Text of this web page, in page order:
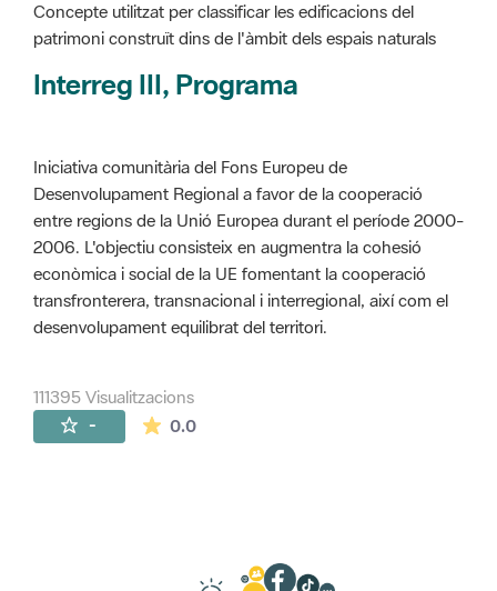
Concepte utilitzat per classificar les edificacions del
patrimoni construït dins de l'àmbit dels espais naturals
Interreg III, Programa
Iniciativa comunitària del Fons Europeu de
Desenvolupament Regional a favor de la cooperació
entre regions de la Unió Europea durant el període 2000-
2006. L'objectiu consisteix en augmentra la cohesió
econòmica i social de la UE fomentant la cooperació
transfronterera, transnacional i interregional, així com el
desenvolupament equilibrat del territori.
111395 Visualitzacions
- 0.0La mitjana de les valoracions és de 0